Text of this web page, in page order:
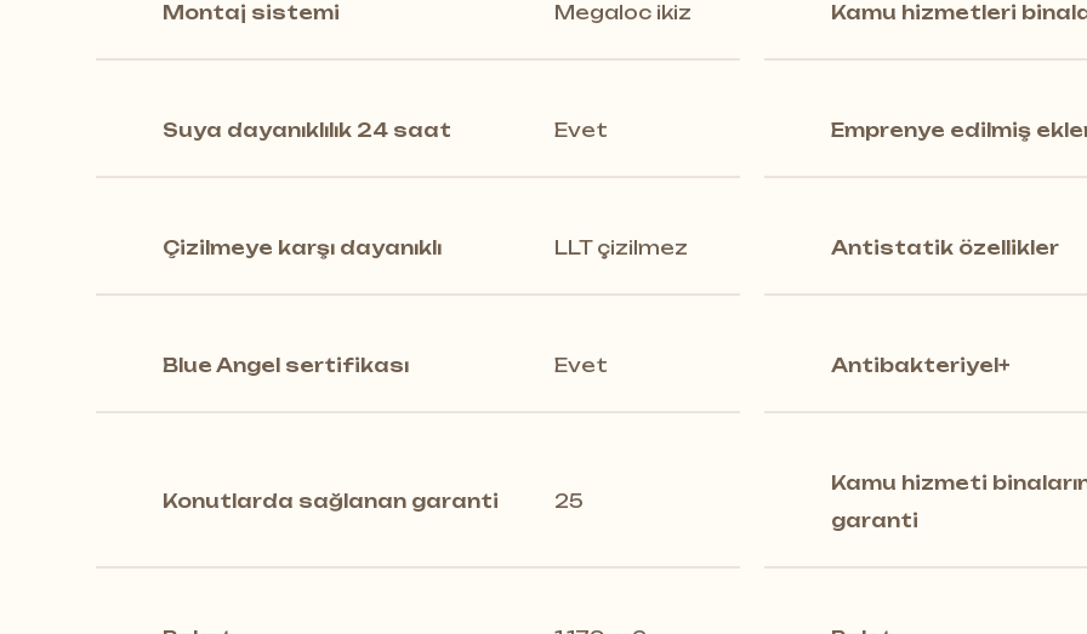
Montaj sistemi Megaloc ikiz Kamu hizmetleri
Suya dayanıklılık 24 saat Evet Emprenye edilmiş
Çizilmeye karşı dayanıklı LLT çizilmez Antistatik özellikler
Blue Angel sertifikası Evet Antibakteriyel+
Konutlarda sağlanan garanti 25
Kamu hizmeti
garanti